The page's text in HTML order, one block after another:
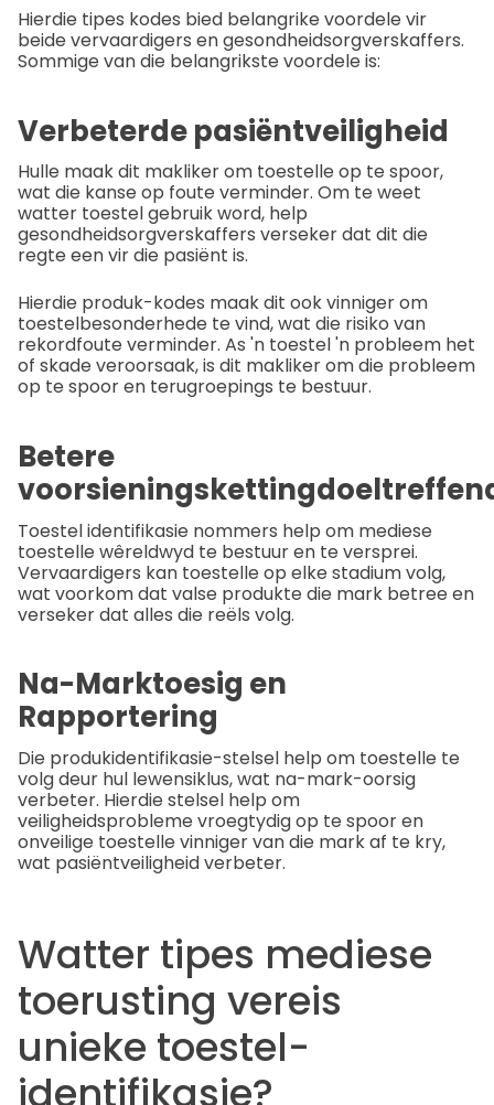
Hierdie tipes kodes bied belangrike voordele vir
beide vervaardigers en gesondheidsorgverskaffers.
Sommige van die belangrikste voordele is:
Verbeterde pasiëntveiligheid
Hulle maak dit makliker om toestelle op te spoor,
wat die kanse op foute verminder. Om te weet
watter toestel gebruik word, help
gesondheidsorgverskaffers verseker dat dit die
regte een vir die pasiënt is.
Hierdie produk-kodes maak dit ook vinniger om
toestelbesonderhede te vind, wat die risiko van
rekordfoute verminder. As 'n toestel 'n probleem het
of skade veroorsaak, is dit makliker om die probleem
op te spoor en terugroepings te bestuur.
Betere
Toestel identifikasie nommers help om mediese
toestelle wêreldwyd te bestuur en te versprei.
Vervaardigers kan toestelle op elke stadium volg,
wat voorkom dat valse produkte die mark betree en
verseker dat alles die reëls volg.
Na-Marktoesig en
Rapportering
Die produkidentifikasie-stelsel help om toestelle te
volg deur hul lewensiklus, wat na-mark-oorsig
verbeter. Hierdie stelsel help om
veiligheidsprobleme vroegtydig op te spoor en
onveilige toestelle vinniger van die mark af te kry,
wat pasiëntveiligheid verbeter.
Watter tipes mediese
toerusting vereis
unieke toestel-
identifikasie?